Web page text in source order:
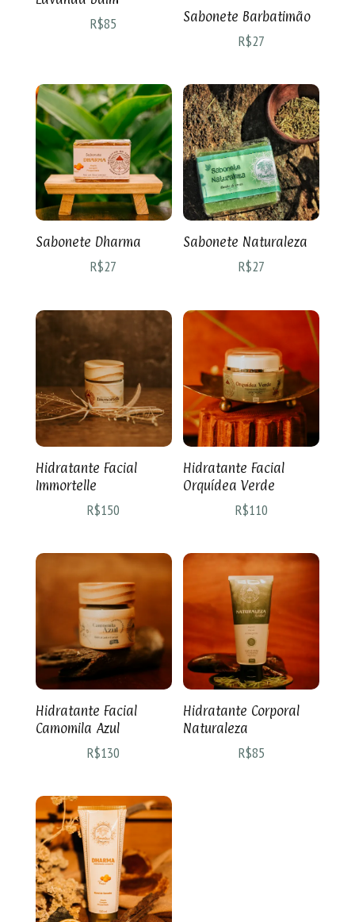
R$85 Sabonete Barbatimão
R$27
Sabonete Dharma
R$27
Sabonete Naturaleza
R$27
Hidratante Facial
Immortelle
R$150
Hidratante Facial
Orquídea Verde
R$110
Hidratante Facial
Camomila Azul
R$130
Hidratante Corporal
Naturaleza
R$85